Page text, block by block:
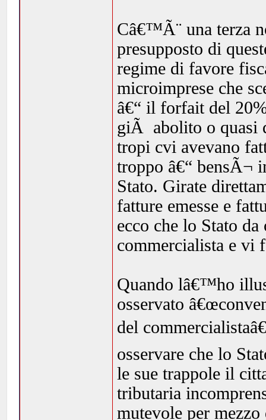
Câ€™Ã¨ una terza
presupposto di
regime di favore
microimprese che
â€“ il forfait del
giÃ abolito o quasi
tropi cvi avevano
troppo â€“ bensÃ¬
Stato. Girate
fatture emesse e
ecco che lo Stato
commercialista e vi
Quando lâ€™ho
osservato
del
osservare che lo
le sue trappole il
tributaria
mutevole per